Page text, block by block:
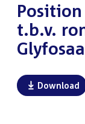
:Position
t.b.v.
Download